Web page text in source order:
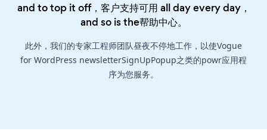
and to top it off，客户支持可用 all day every day，
and so is the帮助中心。
此外，我们的专家工程师团队昼夜不停地工作，以使Vogue
for WordPress newsletterSignUpPopup之类的powr应用程
序为您服务。